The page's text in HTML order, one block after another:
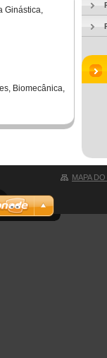
Ginástica,
Biomecânica,
MAPA